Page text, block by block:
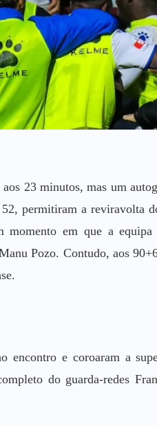
23 minutos, mas um
permitiram a reviravolta
momento em que a
Pozo. Contudo, aos
encontro e coroaram a
do guarda-redes